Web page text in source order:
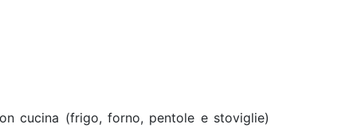
cucina (frigo, forno, pentole e stoviglie)